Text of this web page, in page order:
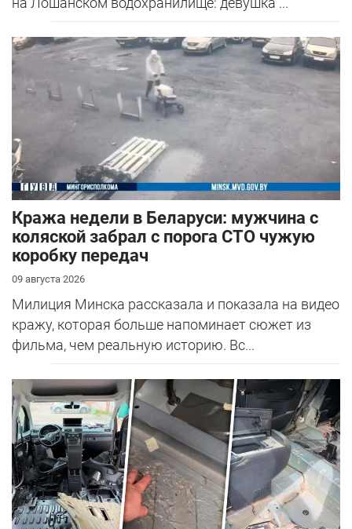
Кража недели в Беларуси: мужчина с
коляской забрал с порога СТО чужую
коробку передач
09 августа 2026
Милиция Минска рассказала и показала на видео
кражу, которая больше напоминает сюжет из
фильма, чем реальную историю. Вс...